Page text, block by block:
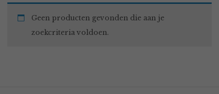
Geen producten gevonden die aan je
zoekcriteria voldoen.